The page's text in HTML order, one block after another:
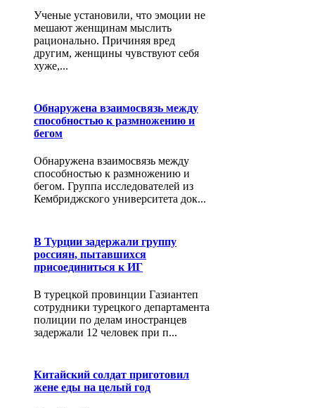
Ученые установили, что эмоции не
мешают женщинам мыслить
рационально. Причиняя вред
другим, женщины чувствуют себя
хуже,...
Обнаружена взаимосвязь между
способностью к размножению и
бегом
Обнаружена взаимосвязь между
способностью к размножению и
бегом. Группа исследователей из
Кембриджского университета док...
В Турции задержали группу
россиян, пытавшихся
присоединиться к ИГ
В турецкой провинции Газиантеп
сотрудники турецкого департамента
полиции по делам иностранцев
задержали 12 человек при п...
Китайский солдат приготовил
жене еды на целый год